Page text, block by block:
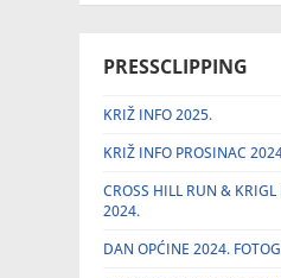
PRESSCLIPPING
KRIŽ INFO 2025.
KRIŽ INFO PROSINAC
CROSS HILL RUN & KRIGL
2024.
DAN OPĆINE 2024.